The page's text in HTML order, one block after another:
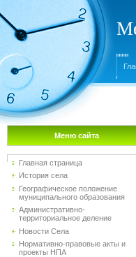
Меню сайта
Главная страница
История села
Географическое положение
муниципального образования
Административно-
территориальное деление
Новости Села
Нормативно-правовые акты и
проекты НПА